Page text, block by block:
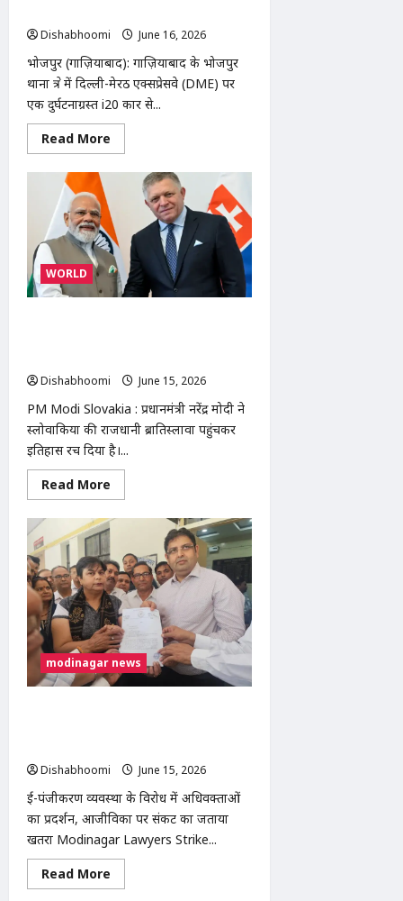
Dishabhoomi
June 16, 2026
भोजपुर (गाज़ियाबाद): गाज़ियाबाद के भोजपुर
थाना क्षेत्र में दिल्ली-मेरठ एक्सप्रेसवे (DME) पर
एक दुर्घटनाग्रस्त i20 कार से...
Read More
more
DME
दुर्घटनाग्रस्त
i20
कार
से
100
किलो
संदिग्ध
पशु
मांस
WORLD
Dishabhoomi
June 15, 2026
PM Modi Slovakia : प्रधानमंत्री नरेंद्र मोदी ने
स्लोवाकिया की राजधानी ब्रातिस्लावा पहुंचकर
इतिहास रच दिया है।...
Read More
more
प्रधानमंत्री
का
ऐतिहासिक
स्लोवाकिया
दौरा:
भारत-
स्लोवाकिया
संबंधों
को
मिलेगी
नई
मजबूती
modinagar news
Dishabhoomi
June 15, 2026
ई-पंजीकरण व्यवस्था के विरोध में अधिवक्ताओं
का प्रदर्शन, आजीविका पर संकट का जताया
खतरा Modinagar Lawyers Strike...
Read More
more